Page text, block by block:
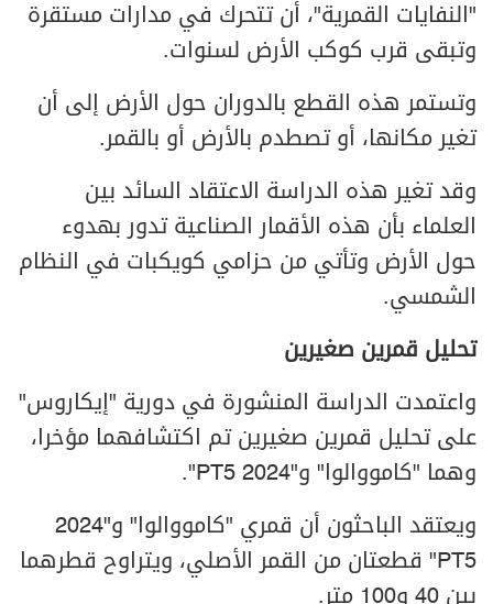
"النفايات القمرية"، أن تتحرك في مدارات مستقرة
وتبقى قرب كوكب الأرض لسنوات.
وتستمر هذه القطع بالدوران حول الأرض إلى أن
تغير مكانها، أو تصطدم بالأرض أو بالقمر.
وقد تغير هذه الدراسة الاعتقاد السائد بين
العلماء بأن هذه الأقمار الصناعية تدور بهدوء
حول الأرض وتأتي من حزامي كويكبات في النظام
الشمسي.
تحليل قمرين صغيرين
واعتمدت الدراسة المنشورة في دورية "إيكاروس"
على تحليل قمرين صغيرين تم اكتشافهما مؤخرا،
وهما "كامووالوا" و"2024 PT5".
ويعتقد الباحثون أن قمري "كامووالوا" و"2024
PT5" قطعتان من القمر الأصلي، ويتراوح قطرهما
بين 40 و100 متر.